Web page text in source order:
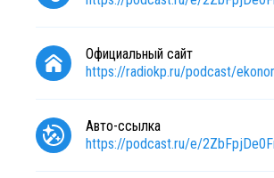
Официальный сайт
https://radiokp.ru/podcast/
Авто-ссылка
https://podcast.ru/e/